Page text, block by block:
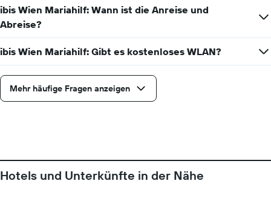
ibis Wien Mariahilf: Wann ist die Anreise und
Abreise?
ibis Wien Mariahilf: Gibt es kostenloses WLAN?
Mehr häufige Fragen anzeigen
Hotels und Unterkünfte in der Nähe